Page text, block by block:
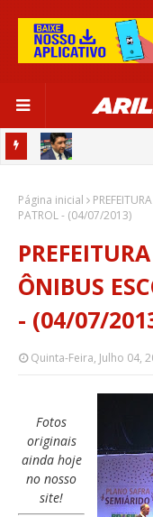
“SATISFAÇÃO
Página inicial
PATROL - (04/07/2013)
ÔNIBUS
- (04/07/
Quinta-Feira, Julho 04,
Fotos
originais
ainda hoje
no nosso
site!